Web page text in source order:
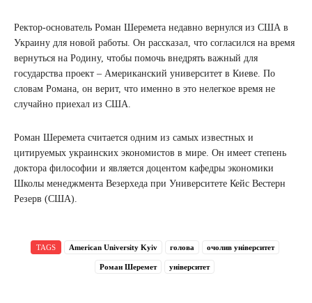
Ректор-основатель Роман Шеремета недавно вернулся из США в
Украину для новой работы. Он рассказал, что согласился на время
вернуться на Родину, чтобы помочь внедрять важный для
государства проект – Американский университет в Киеве. По
словам Романа, он верит, что именно в это нелегкое время не
случайно приехал из США.
Роман Шеремета считается одним из самых известных и
цитируемых украинских экономистов в мире. Он имеет степень
доктора философии и является доцентом кафедры экономики
Школы менеджмента Везерхеда при Университете Кейс Вестерн
Резерв (США).
TAGS American University Kyiv голова очолив університет
Роман Шеремет університет